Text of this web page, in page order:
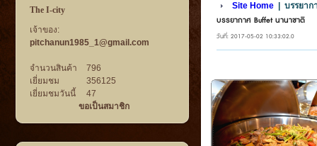
The I-city
เจ้าของ:
pitchanun1985_1@gmail.com
จำนวนสินค้า
796
เยี่ยมชม
356125
เยี่ยมชมวันนี้
47
ขอเป็นสมาชิก
Site Home บรรยา
บรรยากาศ Buffet นานาชาติ
วันที่: 2017-05-02 10:33:02.0